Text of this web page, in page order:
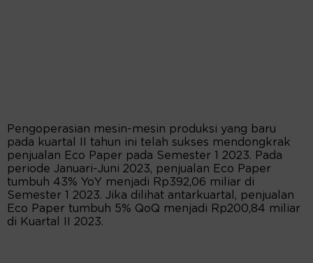
Pengoperasian mesin-mesin produksi yang baru
pada kuartal II tahun ini telah sukses mendongkrak
penjualan Eco Paper pada Semester 1 2023. Pada
periode Januari-Juni 2023, penjualan Eco Paper
tumbuh 43% YoY menjadi Rp392,06 miliar di
Semester 1 2023. Jika dilihat antarkuartal, penjualan
Eco Paper tumbuh 5% QoQ menjadi Rp200,84 miliar
di Kuartal II 2023.